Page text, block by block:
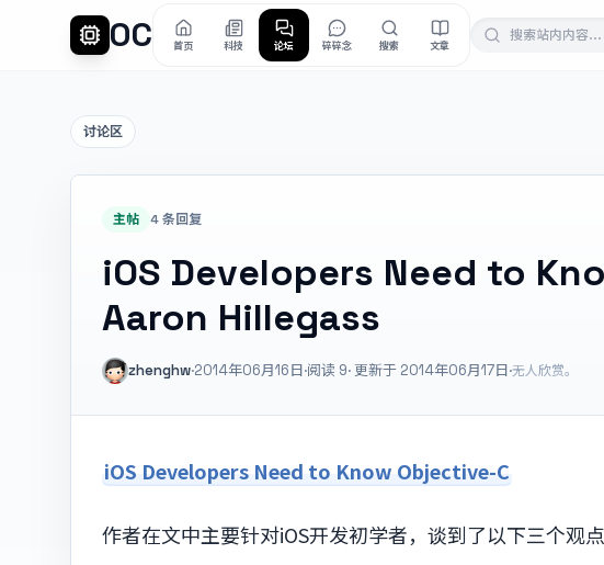
OC 首页 科技 论坛 碎碎念 搜索 文章
讨论区
主帖 4 条回复
iOS Developers Need to
Aaron Hillegass
zhenghw·2014年06月16日·阅读 9· 更新于 2014年06月17日·无人欣赏。
iOS Developers Need to Know Objective-C
作者在文中主要针对iOS开发初学者，谈到了以下三个观点